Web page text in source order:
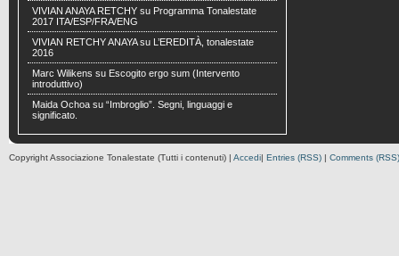
VIVIAN ANAYA RETCHY su Programma Tonalestate
2017 ITA/ESP/FRA/ENG
VIVIAN RETCHY ANAYAsu
L’EREDITÀ, tonalestate
2016
Marc Wilikens su Escogito ergo sum (Intervento
introduttivo)
Maida Ochoa su “Imbroglio”. Segni, linguaggi e
significato.
Copyright Associazione Tonalestate (Tutti i contenuti) | Accedi| Entries (RSS) | Comments (RSS)